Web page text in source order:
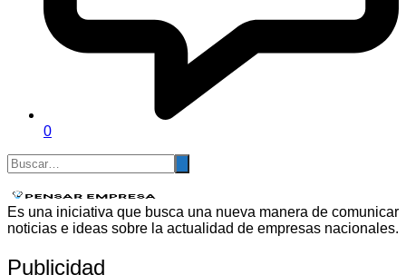
0
Es una iniciativa que busca una nueva manera de comunicar
noticias e ideas sobre la actualidad de empresas nacionales.
Publicidad